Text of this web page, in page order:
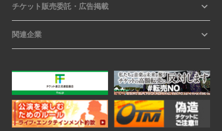
チケット販売委託・広告掲載
関連企業